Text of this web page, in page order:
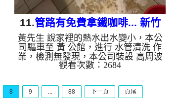
11.管路有免費拿鐵咖啡... 新竹
新豐 康泰路 洗水管
黃先生 說家裡的熱水出水變小，本公
司驅車至 黃 公館，進行 水管清洗 作
業，檢測無發現，本公司裝設 高周波
水管清洗機，灌入 檸檬酸 至水管，等
旋波 模式，一開始只流淡淡髒水，忽
然顏色變咖啡色，就像拿鐵咖啡，兩個
觀看次數：2684
8 9 ... 88 下一頁 頁尾